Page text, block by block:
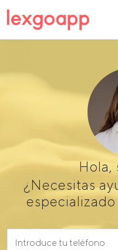
Hola,
¿Necesitas